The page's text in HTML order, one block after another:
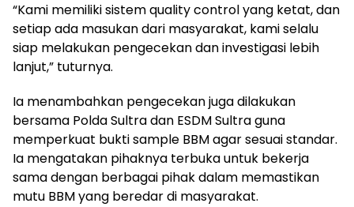
“Kami memiliki sistem quality control yang ketat, dan
setiap ada masukan dari masyarakat, kami selalu
siap melakukan pengecekan dan investigasi lebih
lanjut,” tuturnya.
Ia menambahkan pengecekan juga dilakukan
bersama Polda Sultra dan ESDM Sultra guna
memperkuat bukti sample BBM agar sesuai standar.
Ia mengatakan pihaknya terbuka untuk bekerja
sama dengan berbagai pihak dalam memastikan
mutu BBM yang beredar di masyarakat.